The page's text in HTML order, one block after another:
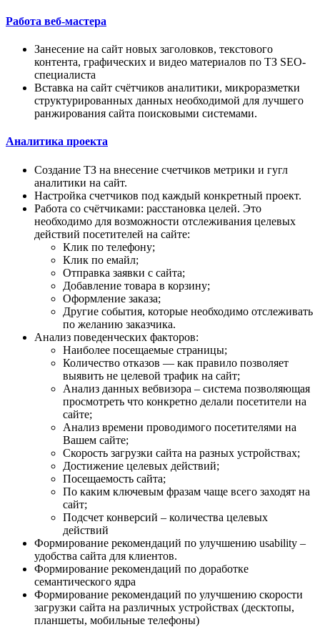
Работа веб-мастера
Занесение на сайт новых заголовков, текстового
контента, графических и видео материалов по ТЗ SEO-
специалиста
Вставка на сайт счётчиков аналитики, микроразметки
структурированных данных необходимой для лучшего
ранжирования сайта поисковыми системами.
Аналитика проекта
Создание ТЗ на внесение счетчиков метрики и гугл
аналитики на сайт.
Настройка счетчиков под каждый конкретный проект.
Работа со счётчиками: расстановка целей. Это
необходимо для возможности отслеживания целевых
действий посетителей на сайте:
Клик по телефону;
Клик по емайл;
Отправка заявки с сайта;
Добавление товара в корзину;
Оформление заказа;
Другие события, которые необходимо отслеживать
по желанию заказчика.
Анализ поведенческих факторов:
Наиболее посещаемые страницы;
Количество отказов — как правило позволяет
выявить не целевой трафик на сайт;
Анализ данных вебвизора – система позволяющая
просмотреть что конкретно делали посетители на
сайте;
Анализ времени проводимого посетителями на
Вашем сайте;
Скорость загрузки сайта на разных устройствах;
Достижение целевых действий;
Посещаемость сайта;
По каким ключевым фразам чаще всего заходят на
сайт;
Подсчет конверсий – количества целевых
действий
Формирование рекомендаций по улучшению usability –
удобства сайта для клиентов.
Формирование рекомендаций по доработке
семантического ядра
Формирование рекомендаций по улучшению скорости
загрузки сайта на различных устройствах (десктопы,
планшеты, мобильные телефоны)